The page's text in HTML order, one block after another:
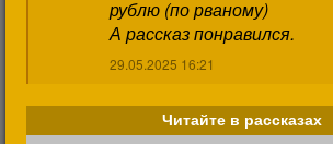
рублю (по рваному)
А рассказ понравился.
29.05.2025 16:21
Читайте в рассказах